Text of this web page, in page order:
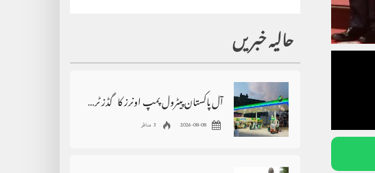
حالیہ خبریں
آل پاکستان پیٹرول پمپ اونرز کا گڈز ٹرانسپورٹرز کی ہڑتال کی حمایت کا اعلان
2026-08-08 3 مناظر